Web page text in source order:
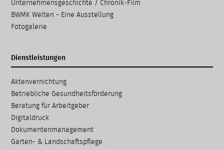
Unternehmensgeschichte / Chronik-Film
BWMK Welten - Eine Ausstellung
Fotogalerie
Dienstleistungen
Navigation
überspringen
Aktenvernichtung
Betriebliche Gesundheits­förderung
Beratung für Arbeitgeber
Digitaldruck
Dokumenten­management
Garten- & Landschafts­pflege